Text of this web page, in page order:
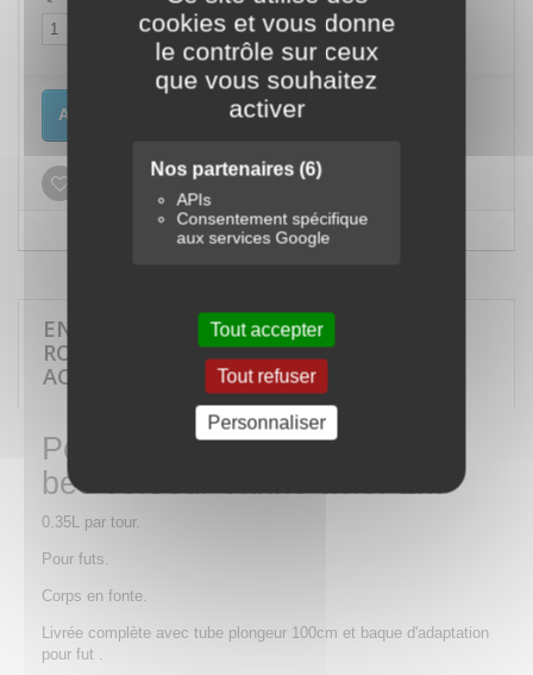
cookies et vous donne
le contrôle sur ceux
que vous souhaitez
activer
Nos partenaires (6)
APIs
Consentement spécifique
aux services Google
Tout accepter
Tout refuser
Personnaliser
Ajouter au panier
Ajouter à ma liste d'envies
EN SAVOIR PLUS SUR POMPE À HUILE
ROTATIVE AVEC BEC VERSEUR CANNE
ACIER 1M
Pompe à huile rotative avec
bec verseur canne acier 1m
0.35L par tour.
Pour futs.
Corps en fonte.
Livrée complète avec tube plongeur 100cm et baque d'adaptation
pour fut .